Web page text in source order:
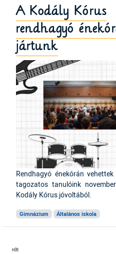
A Kodály Kórus
rendhagyó
jártunk
Rendhagyó énekórán
tagozatos tanulóink
Kodály Kórus jóvoltából.
Gimnázium Általános iskola